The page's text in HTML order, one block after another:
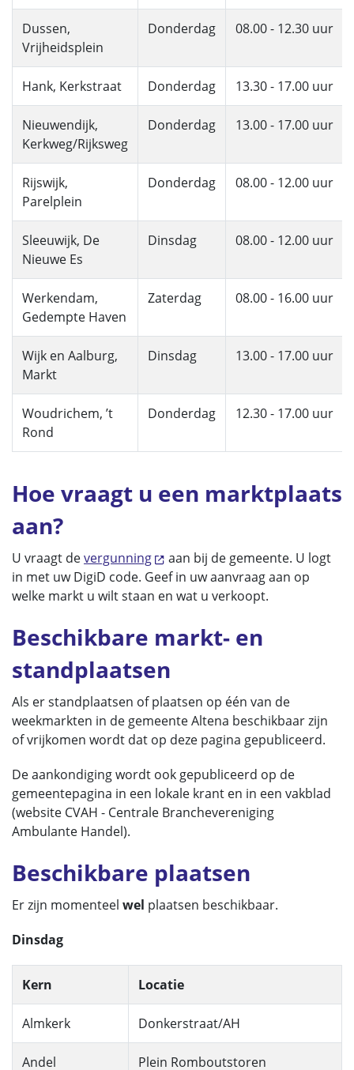
Dussen,
Vrijheidsplein
Donderdag 08.00 - 12.30 uur
Hank, Kerkstraat Donderdag 13.30 - 17.00 uur
Nieuwendijk,
Kerkweg/Rijksweg
Donderdag 13.00 - 17.00 uur
Rijswijk,
Parelplein
Donderdag 08.00 - 12.00 uur
Sleeuwijk, De
Nieuwe Es
Dinsdag 08.00 - 12.00 uur
Werkendam,
Gedempte Haven
Zaterdag 08.00 - 16.00 uur
Wijk en Aalburg,
Markt
Dinsdag 13.00 - 17.00 uur
Woudrichem, ’t
Rond
Donderdag 12.30 - 17.00 uur
Hoe vraagt u een marktplaats
aan?
U vraagt devergunning
aan bij de gemeente. U logt
in met uw DigiD code. Geef in uw aanvraag aan op
welke markt u wilt staan en wat u verkoopt.
Beschikbare markt- en
standplaatsen
Als er standplaatsen of plaatsen op één van de
weekmarkten in de gemeente Altena beschikbaar zijn
of vrijkomen wordt dat op deze pagina gepubliceerd.
De aankondiging wordt ook gepubliceerd op de
gemeentepagina in een lokale krant en in een vakblad
(website CVAH - Centrale Branchevereniging
Ambulante Handel).
Beschikbare plaatsen
Er zijn momenteel wel plaatsen beschikbaar.
Dinsdag
Kern Locatie
Almkerk Donkerstraat/AH
Andel Plein Romboutstoren